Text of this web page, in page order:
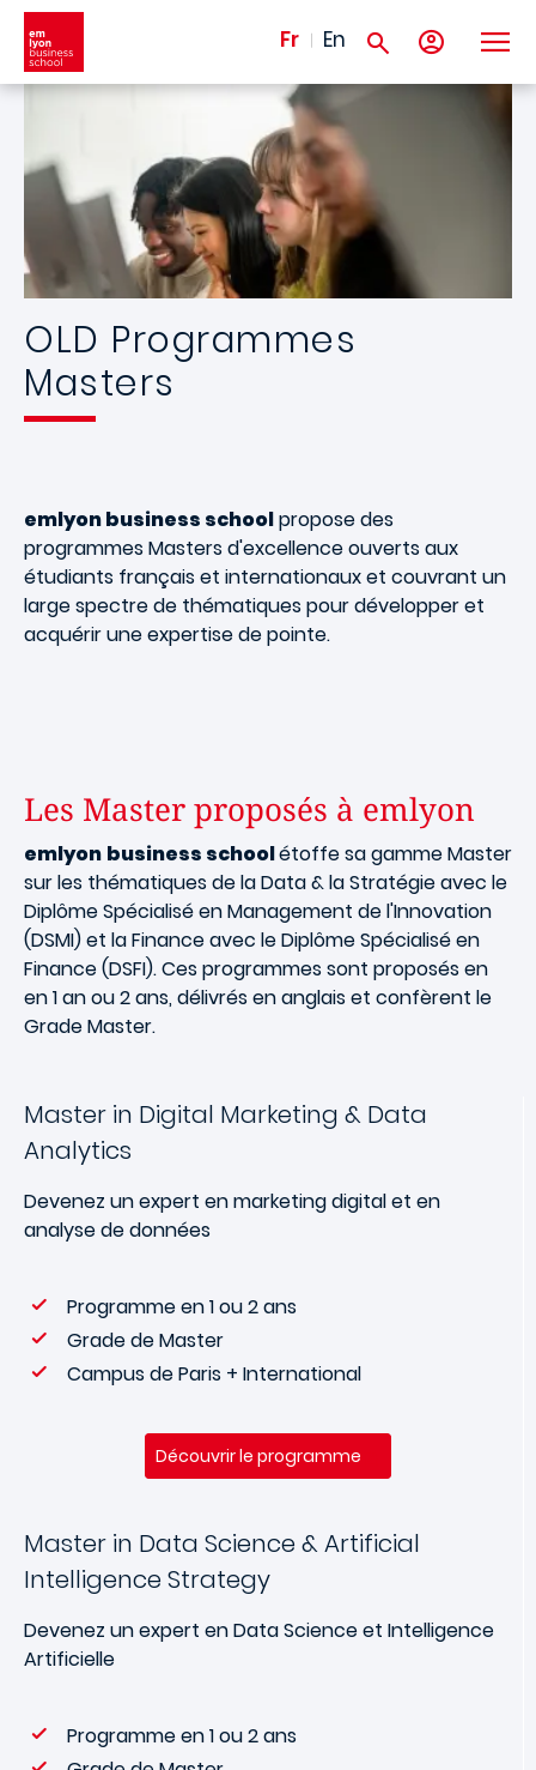
Aller au contenu principal
Fr En
OLD Programmes
Masters
emlyonbusiness schoolpropose des
programmes Mastersd'excellence ouverts aux
étudiants français et internationaux et couvrant un
large spectre de thématiques pour développer et
acquérir une expertise de pointe.
Les Master proposés à emlyon
emlyon business schoolétoffe sa gamme Master
sur les thématiques de la Data & la Stratégie avec le
Diplôme Spécialisé en Management de l'Innovation
(DSMI) et la Finance avec le Diplôme Spécialisé en
Finance (DSFI). Ces programmes sont proposés en
en 1 an ou 2 ans, délivrés en anglais et confèrent le
Grade Master.
Master in Digital Marketing & Data
Analytics
Devenez un expert en marketing digital et en
analyse de données
Programme en 1 ou 2 ans
Grade de Master
Campus de Paris + International
Découvrir le programme
Master in Data Science & Artificial
Intelligence Strategy
Devenez un expert en Data Science et Intelligence
Artificielle
Programme en 1 ou 2 ans